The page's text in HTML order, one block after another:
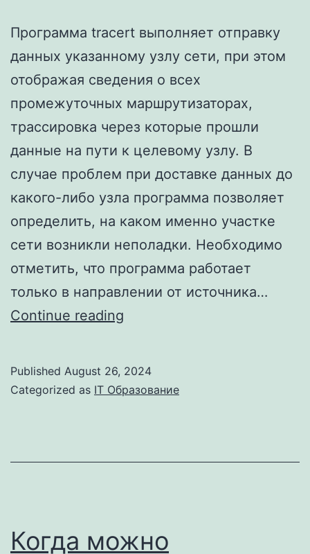
Программа tracert выполняет отправку
данных указанному узлу сети, при этом
отображая сведения о всех
промежуточных маршрутизаторах,
трассировка через которые прошли
данные на пути к целевому узлу. В
случае проблем при доставке данных до
какого-либо узла программа позволяет
определить, на каком именно участке
сети возникли неполадки. Необходимо
отметить, что программа работает
только в направлении от источника…
Continue reading
stack
находить
Published August 26, 2024
Categorized as IT Образование
Когда можно